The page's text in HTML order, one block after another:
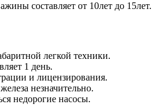
составляет от 10лет до 15лет.
легкой техники.
1 день.
и лицензирования.
незначительно.
недорогие насосы.